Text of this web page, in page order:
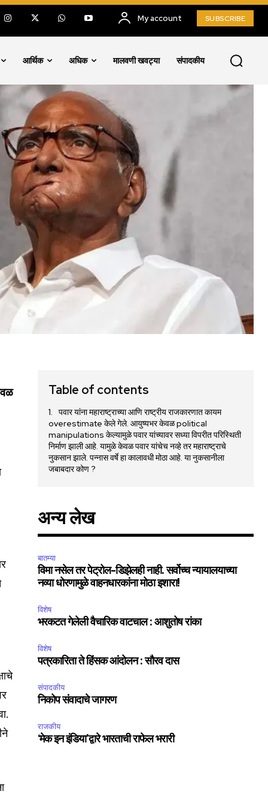
My account SUBSCRIBE
आर्थिक अधिक मालवणी खवट्या संपादकीय
Table of contents
पवार यांना महाराष्ट्राच्या आणि राष्ट्रीय राजकारणात कायम
overestimate केले गेले. आयुष्यभर केवळ political
manipulations केल्यामुळे पवार यांच्यावर सध्या विपरीत परिस्थिती
निर्माण झाली आहे. यामुळे केवळ पवार यांचेच नव्हे तर महाराष्ट्राचे
नुकसान झाले. पन्नास वर्षे हा कालावधी मोठा आहे. या नुकसानीला
जबाबदार कोण ?
अन्य लेख
बातम्या
विमा नसेल तर पेट्रोल-डिझेलही नाही. सर्वोच्च न्यायालयाच्या
नव्या धोरणामुळे वाहनधारकांना मोठा इशारा!
विशेष
भरकटत गेलेली वैचारिक वाटचाल : आशुतोष रांका
विशेष
पत्रकारिता ते हिंसक आंदोलन : सौरव दास
संपादकीय
निकोप संवादाचे जागरण
राजकीय
‘मेक इन इंडिया’द्वारे भारताची राफेल भरारी